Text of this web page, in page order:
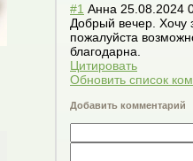
#1 Анна 25.08.2024
Добрый вечер. Хочу
пожалуйста
благодарна.
Цитировать
Обновить список
Добавить комментарий